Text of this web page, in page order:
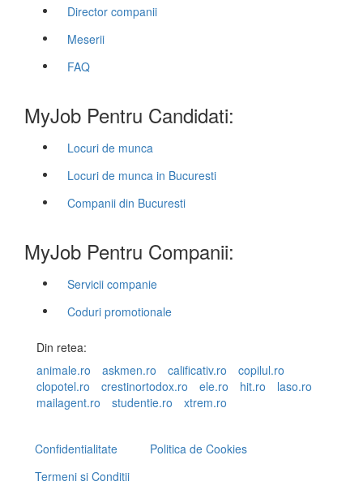
Director companii
Meserii
FAQ
MyJob Pentru Candidati:
Locuri de munca
Locuri de munca in Bucuresti
Companii din Bucuresti
MyJob Pentru Companii:
Servicii companie
Coduri promotionale
Din retea:
animale.ro
askmen.ro calificativ.ro
copilul.ro
clopotel.ro
crestinortodox.ro ele.ro hit.ro
laso.ro
mailagent.ro
studentie.ro xtrem.ro
Confidentialitate
Politica de Cookies
Termeni si Conditii